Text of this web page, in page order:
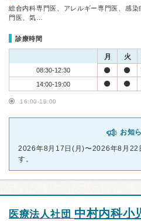
総合内科専門医、アレルギー専門医、感
門医、気…
診療時間
月 火
08:30-12:30
14:00-19:00
16:00-19:00
お知
2026年8月17日(月)〜2026年8月22
す。
医療法人社団 中村内科小